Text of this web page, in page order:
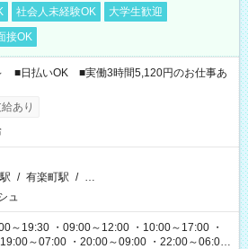
社会人未経験OK
大学生歓迎
接OK
■日払いOK ■実働3時間5,120円のお仕事あ
あり
/ 有楽町駅 / …
ュ
～19:30 ・09:00～12:00 ・10:00～17:00 ・
～07:00 ・20:00～09:00 ・22:00～06:00